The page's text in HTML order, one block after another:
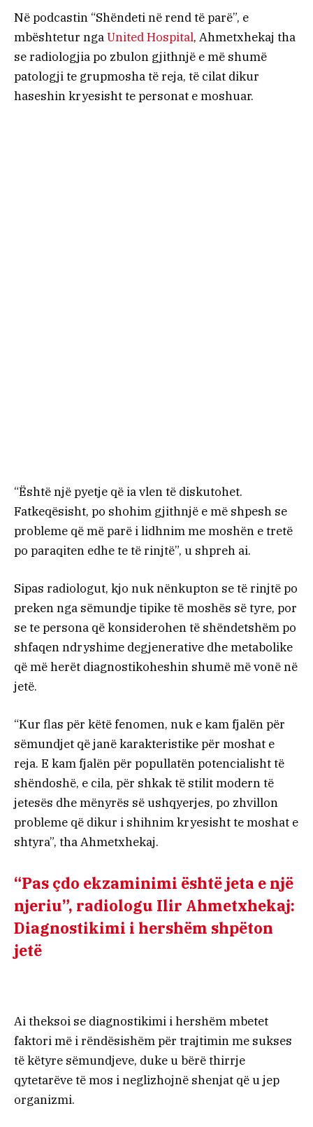
Në podcastin “Shëndeti në rend të parë”, e
mbështetur ngaUnited Hospital, Ahmetxhekaj tha
se radiologjia po zbulon gjithnjë e më shumë
patologji te grupmosha të reja, të cilat dikur
haseshin kryesisht te personat e moshuar.
“Është një pyetje që ia vlen të diskutohet.
Fatkeqësisht, po shohim gjithnjë e më shpesh se
probleme që më parë i lidhnim me moshën e tretë
po paraqiten edhe te të rinjtë”, u shpreh ai.
Sipas radiologut, kjo nuk nënkupton se të rinjtë po
preken nga sëmundje tipike të moshës së tyre, por
se te persona që konsiderohen të shëndetshëm po
shfaqen ndryshime degjenerative dhe metabolike
që më herët diagnostikoheshin shumë më vonë në
jetë.
“Kur flas për këtë fenomen, nuk e kam fjalën për
sëmundjet që janë karakteristike për moshat e
reja. E kam fjalën për popullatën potencialisht të
shëndoshë, e cila, për shkak të stilit modern të
jetesës dhe mënyrës së ushqyerjes, po zhvillon
probleme që dikur i shihnim kryesisht te moshat e
shtyra”, tha Ahmetxhekaj.
“Pas çdo ekzaminimi është jeta e një
njeriu”, radiologu Ilir Ahmetxhekaj:
Diagnostikimi i hershëm shpëton
jetë
Ai theksoi se diagnostikimi i hershëm mbetet
faktori më i rëndësishëm për trajtimin me sukses
të këtyre sëmundjeve, duke u bërë thirrje
qytetarëve të mos i neglizhojnë shenjat që u jep
organizmi.